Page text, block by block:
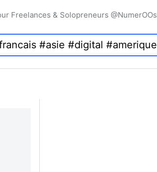
Freelances & Solopreneurs @NumerOOs